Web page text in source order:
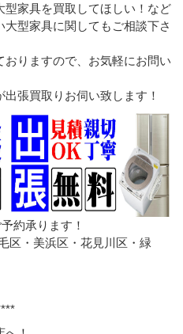
家具を買取してほしい！など
型家具に関してもご相談下さ
りますので、お気軽にお問い
張買取りお伺い致します！
約承ります！
区・美浜区・花見川区・緑